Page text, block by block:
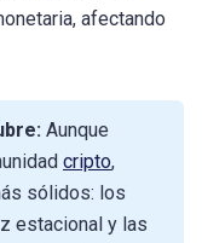
afectando
Aunque
cripto,
sólidos: los
estacional y las